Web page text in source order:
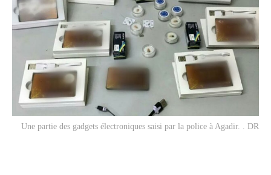
Une partie des gadgets électroniques saisi par la police à Agadir. . DR